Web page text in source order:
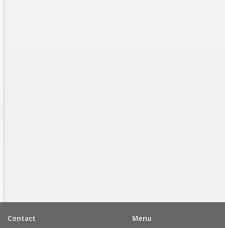
Contact Menu